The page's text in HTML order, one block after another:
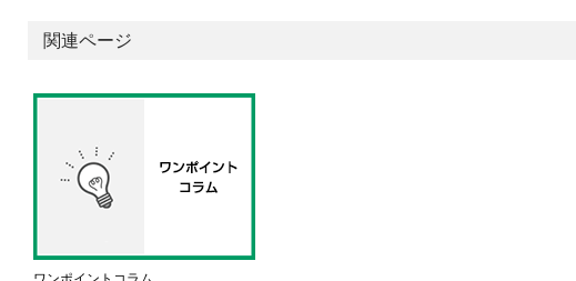
関連ページ